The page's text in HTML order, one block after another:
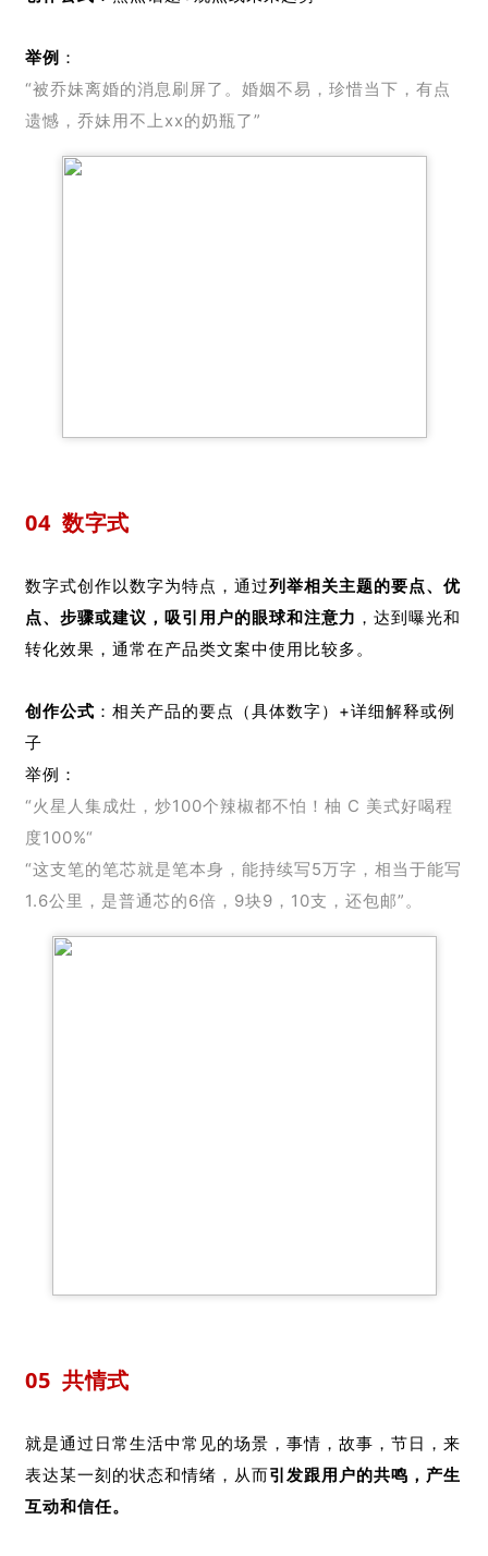
举例 ：
“被乔妹离婚的消息刷屏了。婚姻不易，珍惜当下，有点
遗憾，乔妹用不上xx的奶瓶了”
04数字式
数字式创作以数字为特点，通过列举相关主题的要点、优
点、步骤或建议，吸引用户的眼球和注意力 ，达到曝光和
转化效果，通常在产品类文案中使用比较多。
创作公式 ：相关产品的要点（具体数字）+详细解释或例
子
举例：
“火星人集成灶，炒100个辣椒都不怕！柚 C 美式好喝程
度100%“
“这支笔的笔芯就是笔本身，能持续写5万字，相当于能写
1.6公里，是普通芯的6倍，9块9，10支，还包邮”。
05共情式
就是通过日常生活中常见的场景，事情，故事，节日，来
表达某一刻的状态和情绪，从而引发跟用户的共鸣，产生
互动和信任。